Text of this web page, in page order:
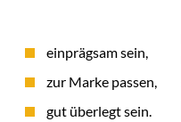
einprägsam sein,
zur Marke passen,
gut überlegt sein.